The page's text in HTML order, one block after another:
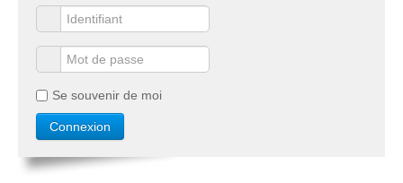
Se souvenir de moi